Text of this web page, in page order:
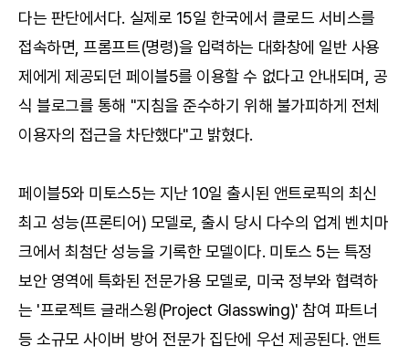
다는 판단에서다. 실제로 15일 한국에서 클로드 서비스를
접속하면, 프롬프트(명령)을 입력하는 대화창에 일반 사용
제에게 제공되던 페이블5를 이용할 수 없다고 안내되며, 공
식 블로그를 통해 "지침을 준수하기 위해 불가피하게 전체
이용자의 접근을 차단했다"고 밝혔다.
페이블5와 미토스5는 지난 10일 출시된 앤트로픽의 최신
최고 성능(프론티어) 모델로, 출시 당시 다수의 업계 벤치마
크에서 최첨단 성능을 기록한 모델이다. 미토스 5는 특정
보안 영역에 특화된 전문가용 모델로, 미국 정부와 협력하
는 '프로젝트 글래스윙(Project Glasswing)' 참여 파트너
등 소규모 사이버 방어 전문가 집단에 우선 제공된다. 앤트